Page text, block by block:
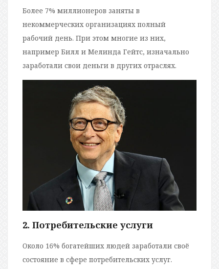
Более 7% миллионеров заняты в
некоммерческих организациях полный
рабочий день. При этом многие из них,
например Билл и Мелинда Гейтс, изначально
заработали свои деньги в других отраслях.
2. Потребительские услуги
Около 16% богатейших людей заработали своё
состояние в сфере потребительских услуг.